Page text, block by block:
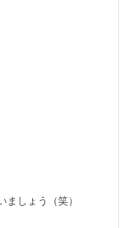
しょう（笑）